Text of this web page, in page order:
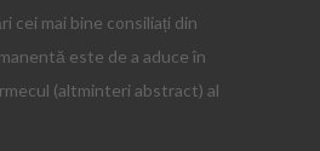
cei mai bine consiliați din
este de a aduce în
(altminteri abstract) al